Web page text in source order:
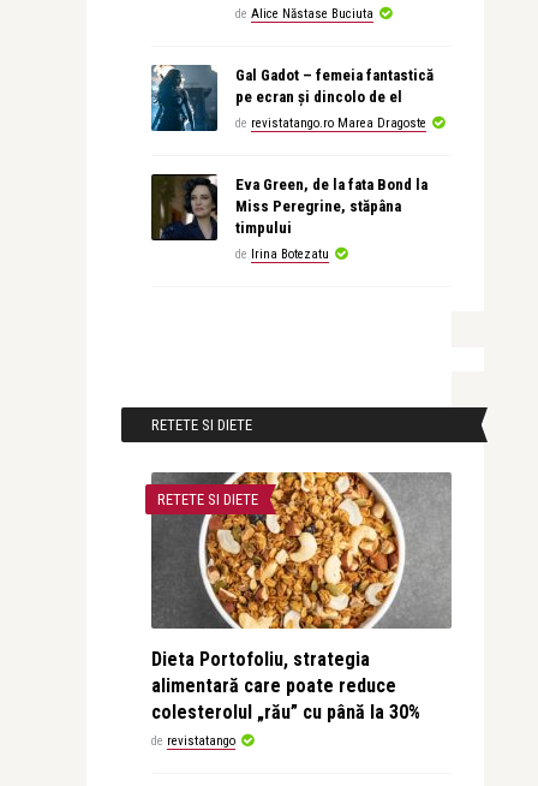
de Alice Năstase Buciuta
Gal Gadot – femeia fantastică
pe ecran și dincolo de el
de revistatango.ro Marea Dragoste
Eva Green, de la fata Bond la
Miss Peregrine, stăpâna
timpului
de Irina Botezatu
RETETE SI DIETE
RETETE SI DIETE
Dieta Portofoliu, strategia
alimentară care poate reduce
colesterolul „rău” cu până la 30%
de revistatango